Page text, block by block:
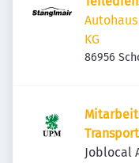
KG
86956
Transport
Joblocal